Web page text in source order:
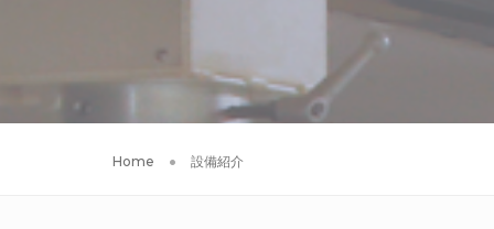
Home 設備紹介